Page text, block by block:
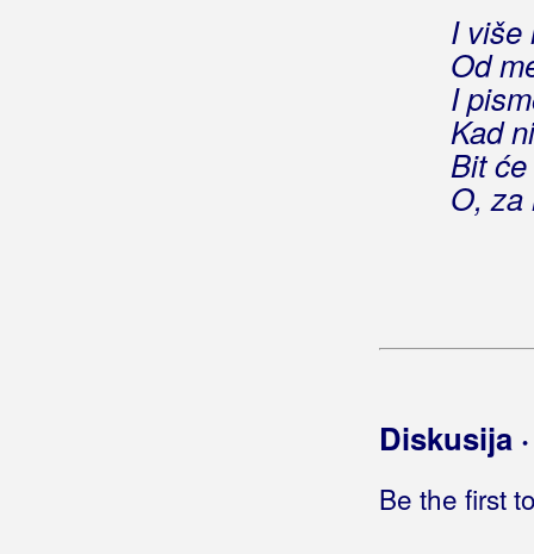
I više
Od
I
Kad
Bit
O, za
Diskusija
Be the first